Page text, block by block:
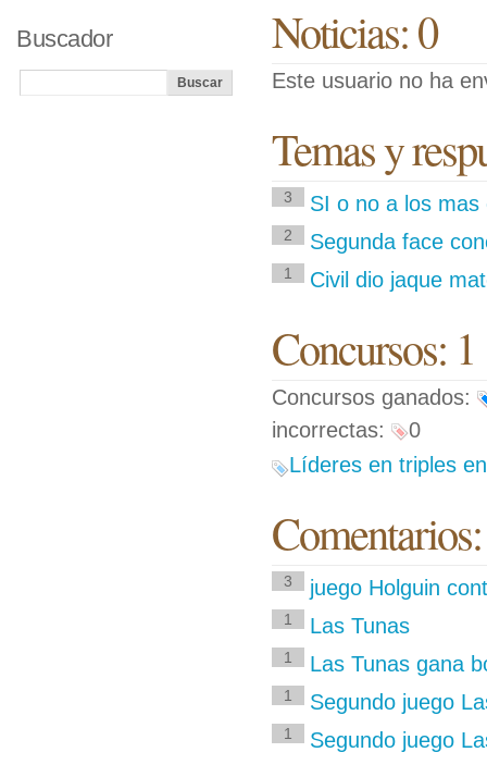
Noticias: 0
Este usuario no ha
Temas y
3 SI o no a los mas
2 Segunda face
1 Civil dio jaque
Concursos: 1
Concursos ganados:
incorrectas:
0
Líderes en triples
3 juego Holguin
1 Las Tunas
1 Las Tunas gana
1 Segundo juego
1 Segundo juego
Buscador